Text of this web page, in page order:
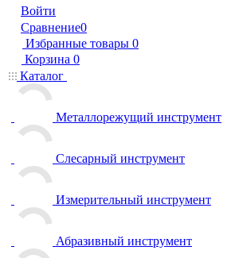
Войти
Сравнение0
Избранные товары 0
Корзина 0
Каталог
Металлорежущий инструмент
Слесарный инструмент
Измерительный инструмент
Абразивный инструмент